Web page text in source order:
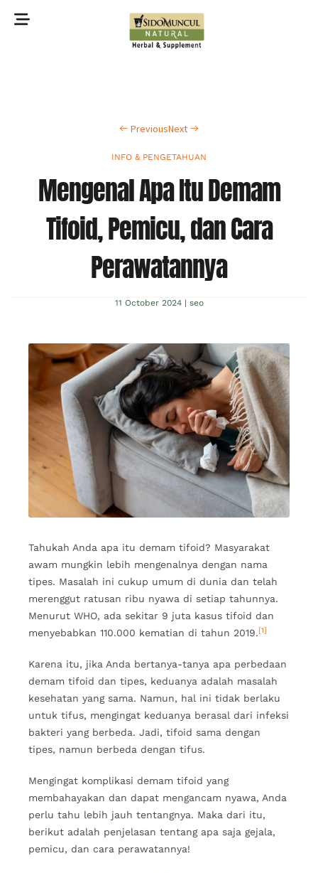
PreviousNext
INFO & PENGETAHUAN
Mengenal Apa Itu Demam
Tifoid, Pemicu, dan Cara
Perawatannya
11 October 2024 | seo
Tahukah Anda apa itu demam tifoid? Masyarakat
awam mungkin lebih mengenalnya dengan nama
tipes. Masalah ini cukup umum di dunia dan telah
merenggut ratusan ribu nyawa di setiap tahunnya.
Menurut WHO, ada sekitar 9 juta kasus tifoid dan
menyebabkan 110.000 kematian di tahun 2019. [1]
Karena itu, jika Anda bertanya-tanya apa perbedaan
demam tifoid dan tipes, keduanya adalah masalah
kesehatan yang sama. Namun, hal ini tidak berlaku
untuk tifus, mengingat keduanya berasal dari infeksi
bakteri yang berbeda. Jadi, tifoid sama dengan
tipes, namun berbeda dengan tifus.
Mengingat komplikasi demam tifoid yang
membahayakan dan dapat mengancam nyawa, Anda
perlu tahu lebih jauh tentangnya. Maka dari itu,
berikut adalah penjelasan tentang apa saja gejala,
pemicu, dan cara perawatannya!